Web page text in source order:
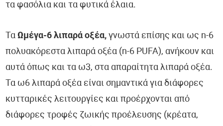
τα φασόλια και τα φυτικά έλαια.
Τα Ωμέγα-6 λιπαρά οξέα,γνωστά επίσης και ως n-6
πολυακόρεστα λιπαρά οξέα (n-6 PUFA), ανήκουν και
αυτά όπως και τα ω3, στα απαραίτητα λιπαρά οξέα.
Τα ω6 λιπαρά οξέα είναι σημαντικά για διάφορες
κυτταρικές λειτουργίες και προέρχονται από
διάφορες τροφές ζωικής προέλευσης (κρέατα,